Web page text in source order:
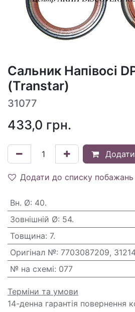
Сальник Напівосі
(Transtar)
31077
433,0 грн.
Додати до списку побажань
Вн. Ø: 40.
Зовнішній Ø: 54.
Товщина: 7.
Оригінал №: 7703087209,
№ на схемі: 077
Терміни та умови
14-денна гарантія повернення